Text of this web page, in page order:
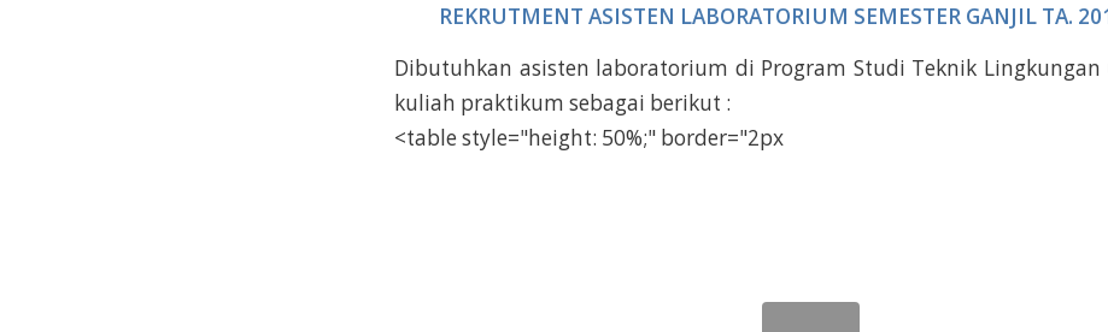
REKRUTMENT ASISTEN LABORATORIUM SEMESTER GANJIL TA.
Dibutuhkan asisten laboratorium di Program Studi Teknik
kuliah praktikum sebagai berikut :
<table style="height: 50%;" border="2px